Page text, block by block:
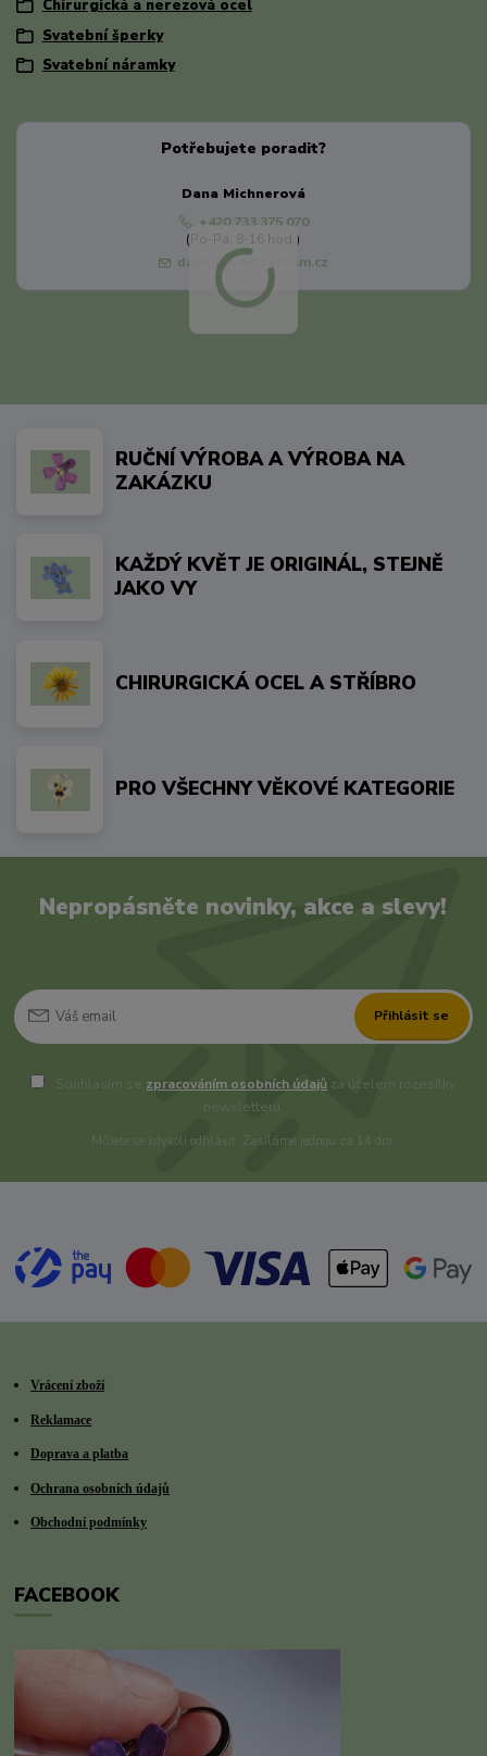
Chirurgická a nerezová ocel
Svatební šperky
Svatební náramky
Potřebujete poradit?
Dana Michnerová
+420 733 375 070
(Po-Pá, 8-16 hod.)
dami-bijou@seznam.cz
RUČNÍ VÝROBA A VÝROBA NA
ZAKÁZKU
KAŽDÝ KVĚT JE ORIGINÁL, STEJNĚ
JAKO VY
CHIRURGICKÁ OCEL A STŘÍBRO
PRO VŠECHNY VĚKOVÉ KATEGORIE
Nepropásněte novinky, akce a slevy!
Přihlásit se
Souhlasím se zpracováním osobních údajů za účelem rozesílky
newsletteru.
Můžete se kdykoli odhlásit. Zasíláme jednou za 14 dní.
Vrácení zboží
Reklamace
Doprava a platba
Ochrana osobních údajů
Obchodní podmínky
FACEBOOK